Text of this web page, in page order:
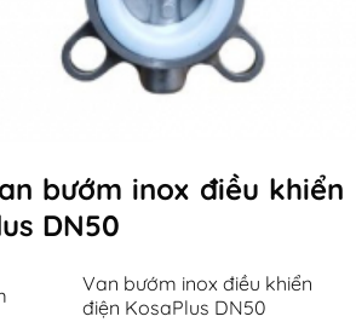
bướm inox điều khiển
DN50
Van bướm inox điều khiển
điện KosaPlus DN50